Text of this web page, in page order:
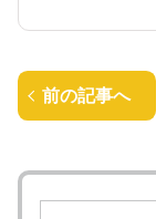
前の記事へ